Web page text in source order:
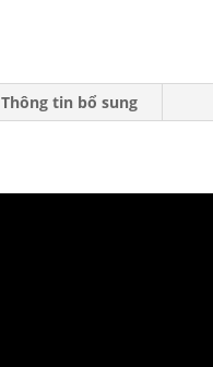
Thông tin bổ sung